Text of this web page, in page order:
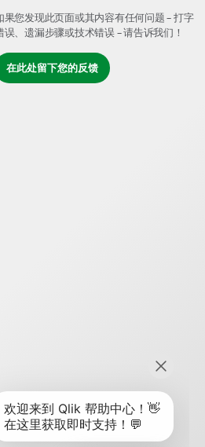
果您发现此页面或其内容有任何问题 – 打字
误、遗漏步骤或技术错误 – 请告诉我们！
在此处留下您的反馈